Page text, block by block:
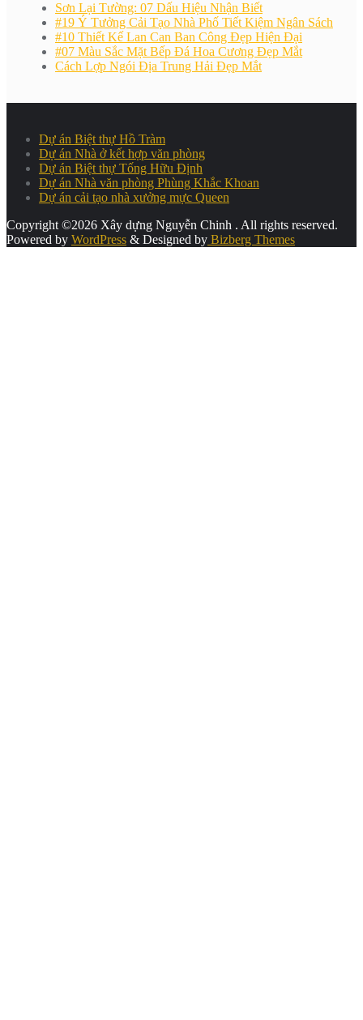
Sơn Lại Tường: 07 Dấu Hiệu Nhận Biết
#19 Ý Tưởng Cải Tạo Nhà Phố Tiết Kiệm Ngân Sách
#10 Thiết Kế Lan Can Ban Công Đẹp Hiện Đại
#07 Màu Sắc Mặt Bếp Đá Hoa Cương Đẹp Mắt
Cách Lợp Ngói Địa Trung Hải Đẹp Mắt
Dự án Biệt thự Hồ Tràm
Dự án Nhà ở kết hợp văn phòng
Dự án Biệt thự Tống Hữu Định
Dự án Nhà văn phòng Phùng Khắc Khoan
Dự án cải tạo nhà xưởng mực Queen
Copyright ©2026 Xây dựng Nguyễn Chinh . All rights reserved.
Powered by WordPress & Designed by Bizberg Themes